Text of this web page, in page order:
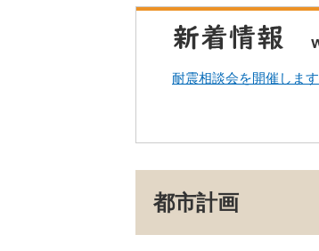
耐震相談会を開催します
都市計画